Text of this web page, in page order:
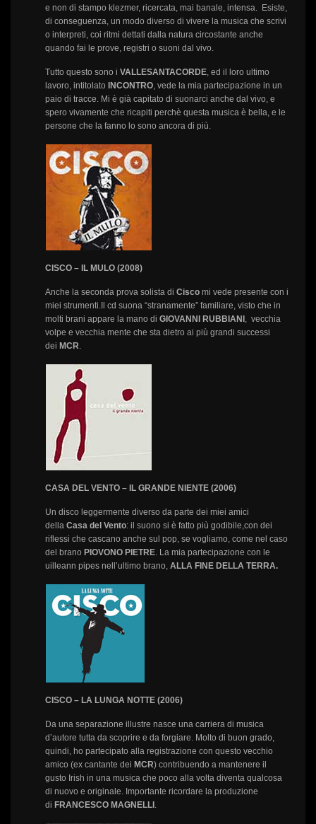
e non di stampo klezmer, ricercata, mai banale, intensa. Esiste,
di conseguenza, un modo diverso di vivere la musica che scrivi
o interpreti, coi ritmi dettati dalla natura circostante anche
quando fai le prove, registri o suoni dal vivo.
Tutto questo sono i VALLESANTACORDE, ed il loro ultimo
lavoro, intitolato INCONTRO, vede la mia partecipazione in un
paio di tracce. Mi è già capitato di suonarci anche dal vivo, e
spero vivamente che ricapiti perchè questa musica è bella, e le
persone che la fanno lo sono ancora di più.
CISCO – IL MULO (2008)
Anche la seconda prova solista di Ciscomi vede presente con i
miei strumenti.Il cd suona “stranamente” familiare, visto che in
molti brani appare la mano di GIOVANNI RUBBIANI, vecchia
volpe e vecchia mente che sta dietro ai più grandi successi
dei MCR
CASA DEL VENTO – IL GRANDE NIENTE (2006)
Un disco leggermente diverso da parte dei miei amici
della Casa del Vento: il suono si è fatto più godibile,con dei
riflessi che cascano anche sul pop, se vogliamo, come nel caso
del brano PIOVONO PIETRE. La mia partecipazione con le
uilleann pipes nell’ultimo brano, ALLA FINE DELLA TERRA.
CISCO – LA LUNGA NOTTE (2006)
Da una separazione illustre nasce una carriera di musica
d’autore tutta da scoprire e da forgiare. Molto di buon grado,
quindi, ho partecipato alla registrazione con questo vecchio
amico (ex cantante dei MCR) contribuendo a mantenere il
gusto Irish in una musica che poco alla volta diventa qualcosa
di nuovo e originale. Importante ricordare la produzione
di FRANCESCO MAGNELLI.